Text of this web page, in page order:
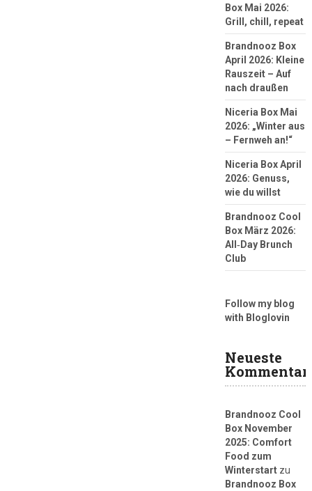
Box Mai 2026:
Grill, chill, repeat
Brandnooz Box
April 2026: Kleine
Rauszeit – Auf
nach draußen
Niceria Box Mai
2026: „Winter aus
– Fernweh an!“
Niceria Box April
2026: Genuss,
wie du willst
Brandnooz Cool
Box März 2026:
All‑Day Brunch
Club
Follow my blog
with Bloglovin
Neueste
Brandnooz Cool
Box November
2025: Comfort
Food zum
Winterstartzu
Brandnooz Box